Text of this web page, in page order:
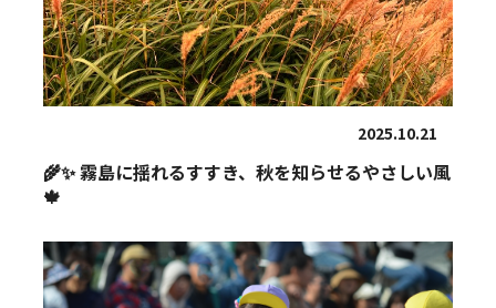
2025.10.21
🌾✨ 霧島に揺れるすすき、秋を知らせるやさしい風
🍁